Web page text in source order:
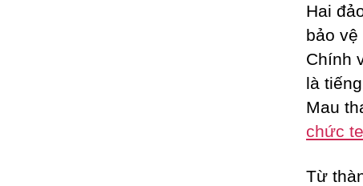
Hai
bảo vệ
Chính
là
Mau
chức
Từ